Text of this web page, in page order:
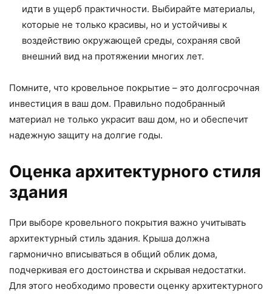
идти в ущерб практичности. Выбирайте материалы,
которые не только красивы, но и устойчивы к
воздействию окружающей среды, сохраняя свой
внешний вид на протяжении многих лет.
Помните, что кровельное покрытие – это долгосрочная
инвестиция в ваш дом. Правильно подобранный
материал не только украсит ваш дом, но и обеспечит
надежную защиту на долгие годы.
Оценка архитектурного стиля
здания
При выборе кровельного покрытия важно учитывать
архитектурный стиль здания. Крыша должна
гармонично вписываться в общий облик дома,
подчеркивая его достоинства и скрывая недостатки.
Для этого необходимо провести оценку архитектурного